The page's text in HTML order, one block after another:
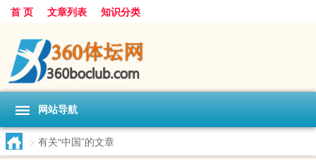
首 页 文章列表 知识分类
网站导航
> 有关“中国”的文章